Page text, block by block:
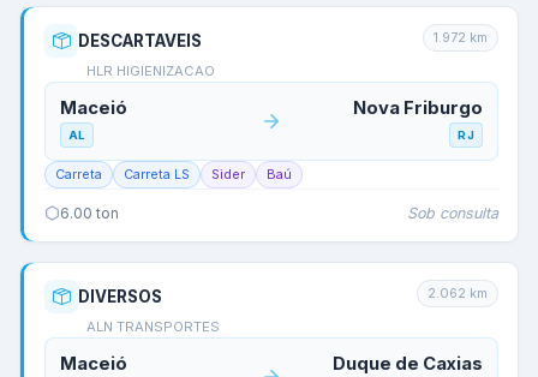
DESCARTAVEIS
HLR HIGIENIZACAO
1.972 km
Maceió
AL
Nova Friburgo
RJ
Carreta Carreta LS Sider Baú
6.00 ton Sob consulta
DIVERSOS
ALN TRANSPORTES
2.062 km
Maceió Duque de Caxias